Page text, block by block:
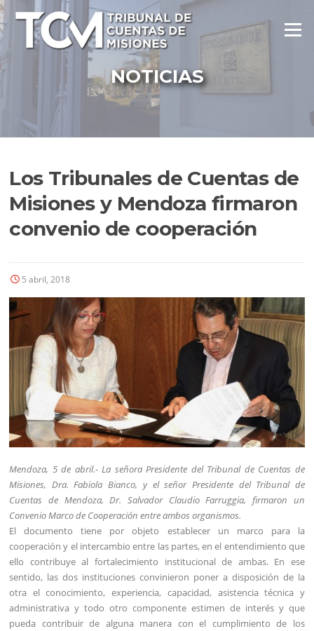
Ir
al
contenido
Menú
NOTICIAS
Los Tribunales de Cuentas de
Misiones y Mendoza firmaron
convenio de cooperación
5 abril, 2018
Mendoza, 5 de abril.- La señora Presidente del Tribunal de Cuentas de
Misiones, Dra. Fabiola Bianco, y el señor Presidente del Tribunal de
Cuentas de Mendoza, Dr. Salvador Claudio Farruggia, firmaron un
Convenio Marco de Cooperación entre ambos organismos.
El documento tiene por objeto establecer un marco para la
cooperación y el intercambio entre las partes, en el entendimiento que
ello contribuye al fortalecimiento institucional de ambas. En ese
sentido, las dos instituciones convinieron poner a disposición de la
otra el conocimiento, experiencia, capacidad, asistencia técnica y
administrativa y todo otro componente estimen de interés y que
pueda contribuir de alguna manera con el cumplimiento de los